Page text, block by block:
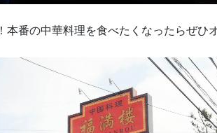
！本番の中華料理を食べたくなったらぜひ